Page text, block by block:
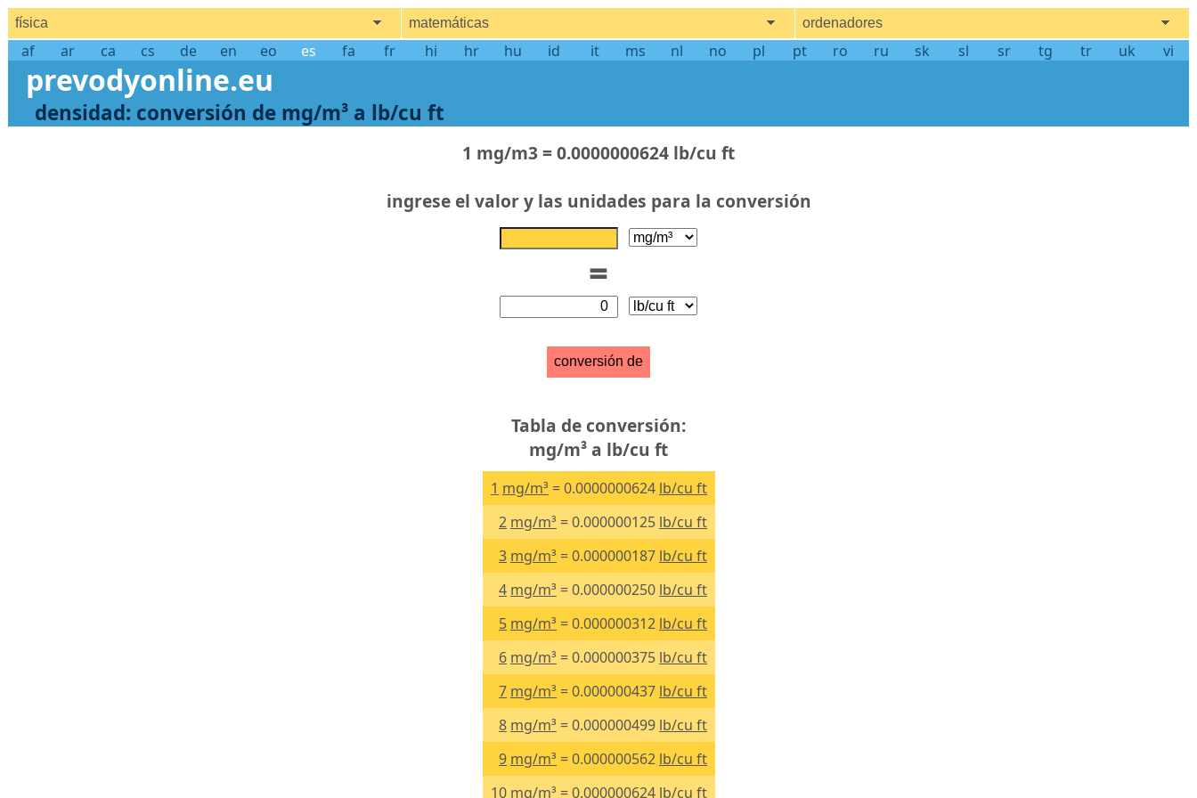
física matemáticas ordenadores
af ar ca cs de en eo es fa fr hi hr hu id it ms nl no pl pt ro ru sk sl sr tg tr uk vi
prevodyonline.eu
densidad: conversión de mg/m³ a lb/cu ft
1 mg/m3 = 0.0000000624 lb/cu ft
ingrese el valor y las unidades para la conversión
=
conversión de
Tabla de conversión:
mg/m³ a lb/cu ft
1 mg/m³ = 0.0000000624 lb/cu ft
2 mg/m³ = 0.000000125 lb/cu ft
3 mg/m³ = 0.000000187 lb/cu ft
4 mg/m³ = 0.000000250 lb/cu ft
5 mg/m³ = 0.000000312 lb/cu ft
6 mg/m³ = 0.000000375 lb/cu ft
7 mg/m³ = 0.000000437 lb/cu ft
8 mg/m³ = 0.000000499 lb/cu ft
9 mg/m³ = 0.000000562 lb/cu ft
10 mg/m³ = 0.000000624 lb/cu ft